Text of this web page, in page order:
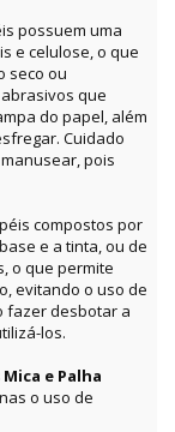
possuem uma
e celulose, o que
seco ou
que
do papel, além
Cuidado
pois
compostos por
e a tinta, ou de
o que permite
evitando o uso de
fazer desbotar a
los.
e Palha
o uso de